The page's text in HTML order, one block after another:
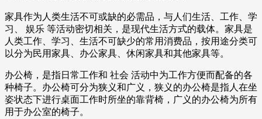
家具作为人类生活不可或缺的必需品，与人们生活、工作、学
习、 娱乐 等活动密切相关，是现代生活方式的载体。家具是
人类工作、学习、生活不可缺少的常用消费品，按用途分类可
以分为民用家具、办公家具、休闲家具和其他家具等。
办公椅，是指日常工作和 社会 活动中为工作方便而配备的各
种椅子。办公椅可分为狭义和广义，狭义的办公椅是指人在坐
姿状态下进行桌面工作时所坐的靠背椅，广义的办公椅为所有
用于办公室的椅子。